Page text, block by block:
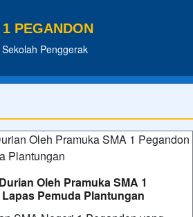
PEGANDON
Penggerak
Oleh Pramuka SMA 1
Pemuda Plantungan